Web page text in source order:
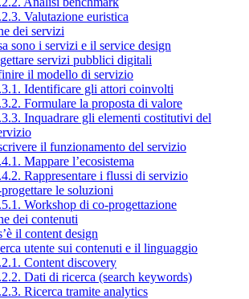
Valutazione euristica
dei servizi
sono i servizi e il service design
servizi pubblici digitali
il modello di servizio
Identificare gli attori coinvolti
Formulare la proposta di valore
Inquadrare gli elementi costitutivi del
il funzionamento del servizio
Mappare l’ecosistema
Rappresentare i flussi di servizio
le soluzioni
Workshop di co-progettazione
dei contenuti
il content design
utente sui contenuti e il linguaggio
Content discovery
Dati di ricerca (search keywords)
Ricerca tramite analytics